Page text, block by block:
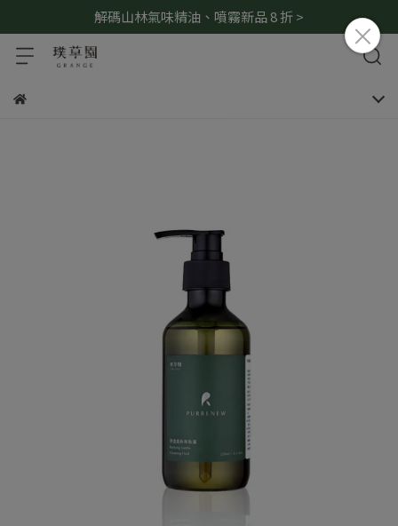
解碼山林氣味精油、噴霧新品 8 折 >